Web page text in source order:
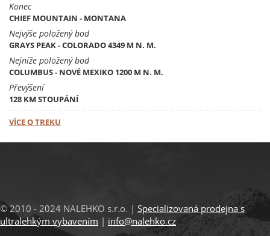
Konec
CHIEF MOUNTAIN - MONTANA
Nejvýše položený bod
GRAYS PEAK - COLORADO 4349 M N. M.
Nejníže položený bod
COLUMBUS - NOVÉ MEXIKO 1200 M N. M.
Převýšení
128 KM STOUPÁNÍ
VÍCE O TREKU
© 2010 - 2024 NALEHKO s.r.o. | Specializovaná prodejna s
ultralehkým vybavením | info@nalehko.cz